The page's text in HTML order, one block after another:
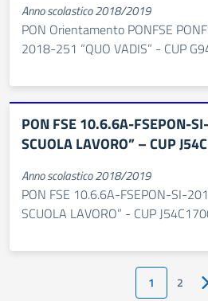
Anno scolastico 2018/2019
PON Orientamento PONFSE
2018-251 “QUO VADIS” - CUP
PON FSE 10.6.6A-FSEPON-
SCUOLA LAVORO” – CUP
Anno scolastico 2018/2019
PON FSE 10.6.6A-FSEPON-SI-
SCUOLA LAVORO” - CUP
1 2